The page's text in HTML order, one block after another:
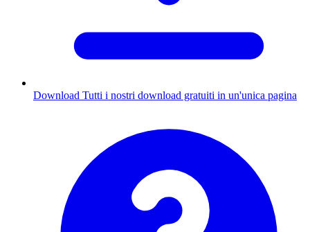
Download Tutti i nostri download gratuiti in un'unica pagina